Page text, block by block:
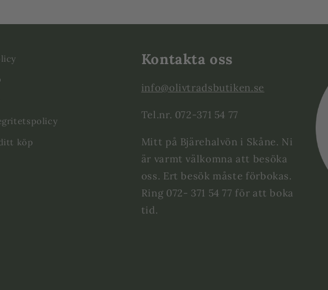
köp
Kontakta oss
info@olivtradsbutiken.se
Tel.nr. 072-371 54 77
Mitt på Bjärehalvön i Skåne. Ni
är varmt välkomna att besöka
oss. Ert besök måste förbokas.
Ring 072- 371 54 77 för att boka
tid.